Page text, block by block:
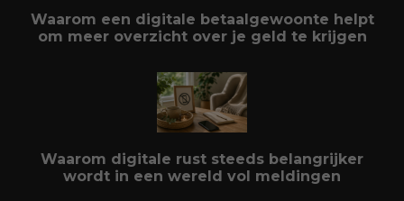
Waarom een digitale betaalgewoonte helpt
om meer overzicht over je geld te krijgen
Waarom digitale rust steeds belangrijker
wordt in een wereld vol meldingen